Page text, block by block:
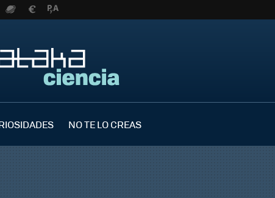
NO TE LO CREAS